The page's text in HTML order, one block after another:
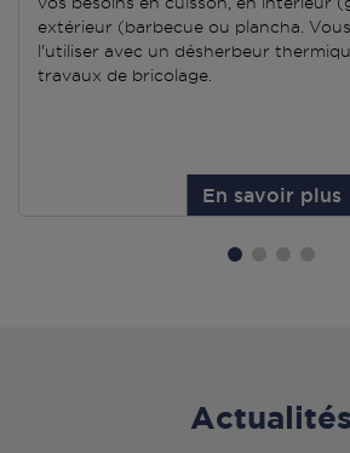
extérieur (barbecue ou plancha.
l'utiliser avec un désherbeur
travaux de bricolage.
En savoir plus
Actualités